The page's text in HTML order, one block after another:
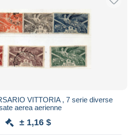
VITTORIA , 7 serie diverse
aerea aerienne
± 1,16 $